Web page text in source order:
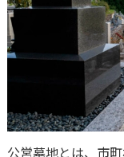
公営墓地とは、市